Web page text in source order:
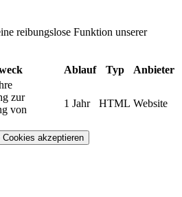
reibungslose Funktion unserer
Ablauf Typ Anbieter
zur
von
1 Jahr HTML Website
Cookies akzeptieren